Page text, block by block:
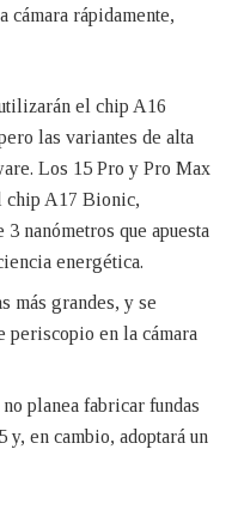
cámara rápidamente,
el chip A16
las variantes de alta
Los 15 Pro y Pro Max
chip A17 Bionic,
nanómetros que apuesta
energética.
más grandes, y se
periscopio en la cámara
planea fabricar fundas
en cambio, adoptará un